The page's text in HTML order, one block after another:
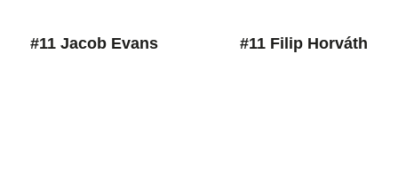
#11 Jacob Evans #11 Filip Horváth